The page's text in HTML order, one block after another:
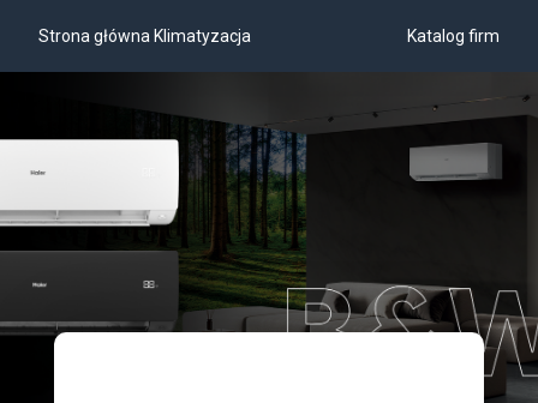
Strona główna Klimatyzacja Katalog firm